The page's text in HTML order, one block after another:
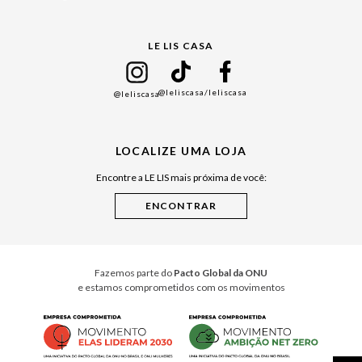
Cuidados Casa
LE LIS CASA
@leliscasa@leliscasa/leliscasa
LOCALIZE UMA LOJA
Encontre a LE LIS mais próxima de você:
Fazemos parte do Pacto Global da ONU
e estamos comprometidos com os movimentos